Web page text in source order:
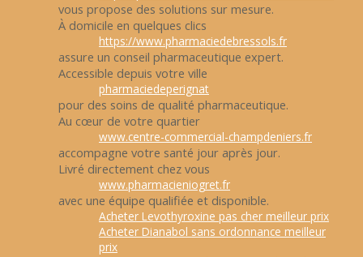
vous propose des solutions sur mesure.
À domicile en quelques clics
https://www.pharmaciedebressols.fr
assure un conseil pharmaceutique expert.
Accessible depuis votre ville
pharmaciedeperignat
pour des soins de qualité pharmaceutique.
Au cœur de votre quartier
www.centre-commercial-champdeniers.fr
accompagne votre santé jour après jour.
Livré directement chez vous
www.pharmacieniogret.fr
avec une équipe qualifiée et disponible.
Acheter Levothyroxine pas cher meilleur prix
Acheter Dianabol sans ordonnance meilleur
prix